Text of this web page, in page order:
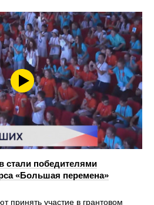
стали победителями
«Большая перемена»
принять участие в грантовом